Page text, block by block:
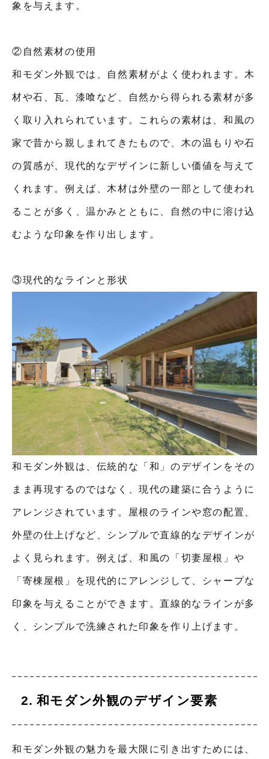
象を与えます。
②自然素材の使用
和モダン外観では、自然素材がよく使われます。木
材や石、瓦、漆喰など、自然から得られる素材が多
く取り入れられています。これらの素材は、和風の
家で昔から親しまれてきたもので、木の温もりや石
の質感が、現代的なデザインに新しい価値を与えて
くれます。例えば、木材は外壁の一部として使われ
ることが多く、温かみとともに、自然の中に溶け込
むような印象を作り出します。
③現代的なラインと形状
和モダン外観は、伝統的な「和」のデザインをその
まま再現するのではなく、現代の建築に合うように
アレンジされています。屋根のラインや窓の配置、
外壁の仕上げなど、シンプルで直線的なデザインが
よく見られます。例えば、和風の「切妻屋根」や
「寄棟屋根」を現代的にアレンジして、シャープな
印象を与えることができます。直線的なラインが多
く、シンプルで洗練された印象を作り上げます。
和モダン外観のデザイン要素
和モダン外観の魅力を最大限に引き出すためには、